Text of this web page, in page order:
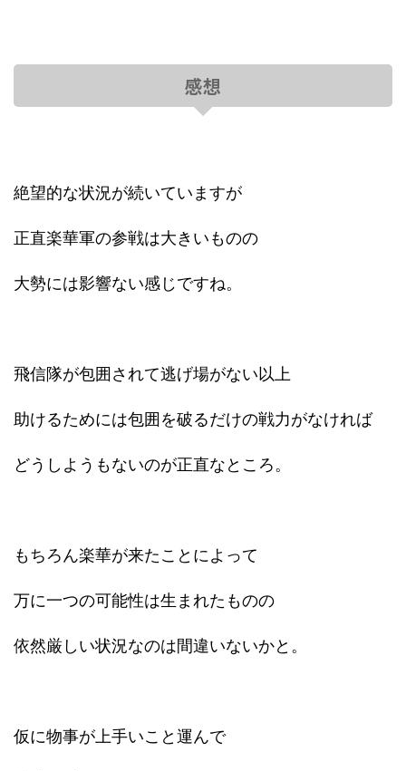
感想
絶望的な状況が続いていますが
正直楽華軍の参戦は大きいものの
大勢には影響ない感じですね。
飛信隊が包囲されて逃げ場がない以上
助けるためには包囲を破るだけの戦力がなければ
どうしようもないのが正直なところ。
もちろん楽華が来たことによって
万に一つの可能性は生まれたものの
依然厳しい状況なのは間違いないかと。
仮に物事が上手いこと運んで